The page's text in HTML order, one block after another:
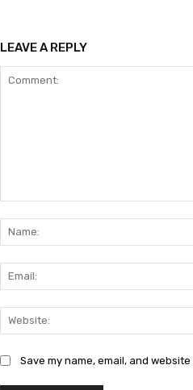
LEAVE A REPLY
Save my name, email, and